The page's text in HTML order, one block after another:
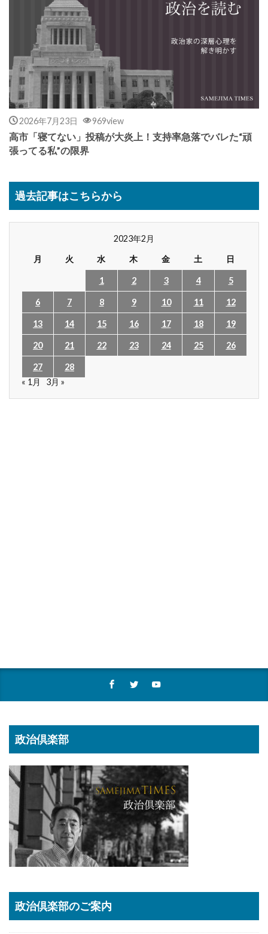
2026年7月23日 969view
高市「寝てない」投稿が大炎上！支持率急落でバレた“頑
張ってる私”の限界
過去記事はこちらから
2023年2月
月
火 水 木 金 土 日
1 2 3 4 5
6 7 8 9 10 11 12
13 14 15 16 17 18 19
20 21 22 23 24 25 26
27
28
« 1月
3月 »
政治倶楽部
政治倶楽部のご案内